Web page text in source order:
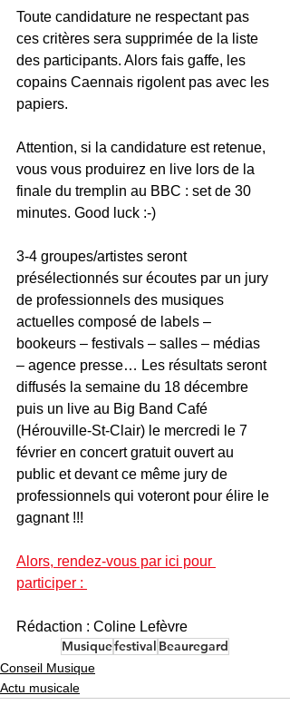
Toute candidature ne respectant pas
ces critères sera supprimée de la liste
des participants. Alors fais gaffe, les
copains Caennais rigolent pas avec les
papiers.
Attention, si la candidature est retenue,
vous vous produirez en live lors de la
finale du tremplin au BBC : set de 30
minutes. Good luck :-)
3-4 groupes/artistes seront
présélectionnés sur écoutes par un jury
de professionnels des musiques
actuelles composé de labels –
bookeurs – festivals – salles – médias
– agence presse… Les résultats seront
diffusés la semaine du 18 décembre
puis un live au Big Band Café
(Hérouville-St-Clair) le mercredi le 7
février en concert gratuit ouvert au
public et devant ce même jury de
professionnels qui voteront pour élire le
gagnant !!!
Alors, rendez-vous par ici pour
participer :
Rédaction : Coline Lefèvre
Musiquefestival Beauregard
Conseil Musique
Actu musicale